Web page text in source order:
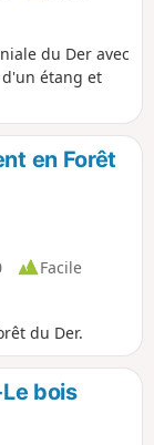
du Der avec
étang et
en Forêt
Facile
du Der.
bois